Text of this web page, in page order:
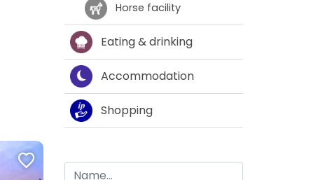
Horse facility
Eating & drinking
Accommodation
Shopping